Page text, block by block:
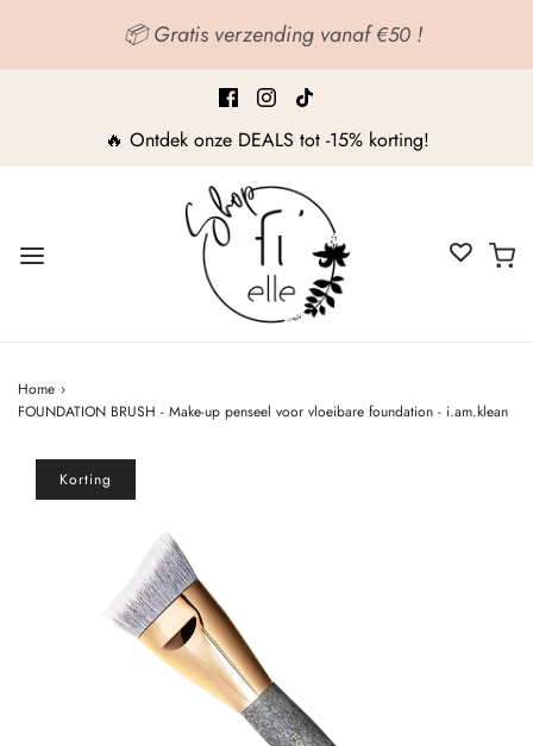
📦 Gratis verzending vanaf €50 !
🔥 Ontdek onze DEALS tot -15% korting!
Home ›
FOUNDATION BRUSH - Make-up penseel voor vloeibare foundation - i.am.klean
Korting